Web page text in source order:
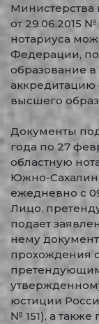
от 29.06.2015
нотариуса
Федерации,
образование
аккредитацию
высшего
Документы
года по 27
областную
Южно-
ежедневно с
Лицо,
подает
нему
прохождения
юстиции
№ 151), а